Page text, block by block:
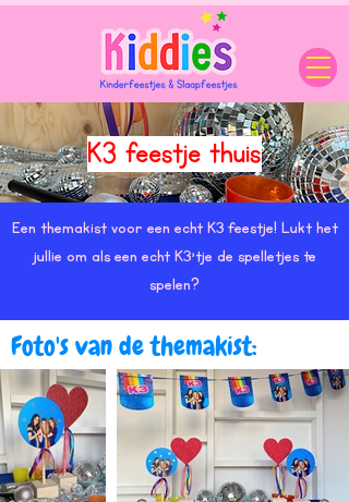
K3 feestje thuis
Een themakist voor een echt K3 feestje! Lukt het
jullie om als een echt K3'tje de spelletjes te
spelen?
Foto's van de themakist: